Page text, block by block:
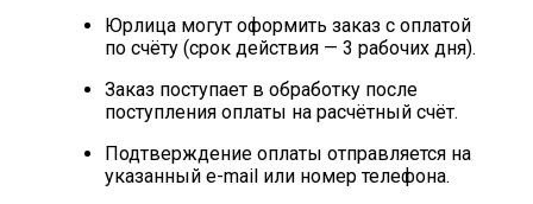
Юрлица могут оформить заказ с оплатой
по счёту (срок действия — 3 рабочих дня).
Заказ поступает в обработку после
поступления оплаты на расчётный счёт.
Подтверждение оплаты отправляется на
указанный e-mail или номер телефона.